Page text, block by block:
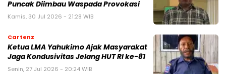
Puncak Diimbau Waspada Provokasi
Kamis, 30 Jul 2026 - 21:28 WIB
Cartenz
Ketua LMA Yahukimo Ajak Masyarakat
Jaga Kondusivitas Jelang HUT RI ke-81
Senin, 27 Jul 2026 - 20:24 WIB